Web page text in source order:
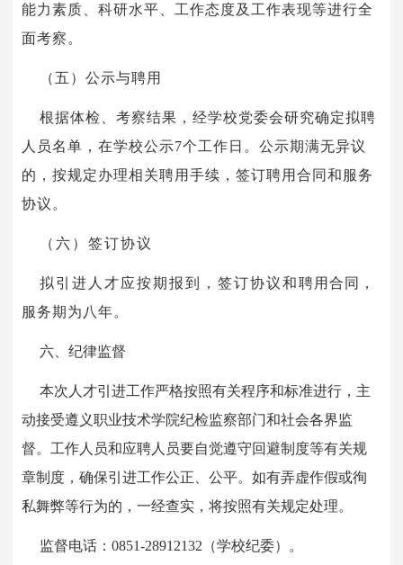
能力素质、科研水平、工作态度及工作表现等进行全
面考察。
（五）公示与聘用
根据体检、考察结果，经学校党委会研究确定拟聘
人员名单，在学校公示7个工作日。公示期满无异议
的，按规定办理相关聘用手续，签订聘用合同和服务
协议。
（六）签订协议
拟引进人才应按期报到，签订协议和聘用合同，
服务期为八年。
六、纪律监督
本次人才引进工作严格按照有关程序和标准进行，主
动接受遵义职业技术学院纪检监察部门和社会各界监
督。工作人员和应聘人员要自觉遵守回避制度等有关规
章制度，确保引进工作公正、公平。如有弄虚作假或徇
私舞弊等行为的，一经查实，将按照有关规定处理。
监督电话：0851-28912132 （学校纪委）。